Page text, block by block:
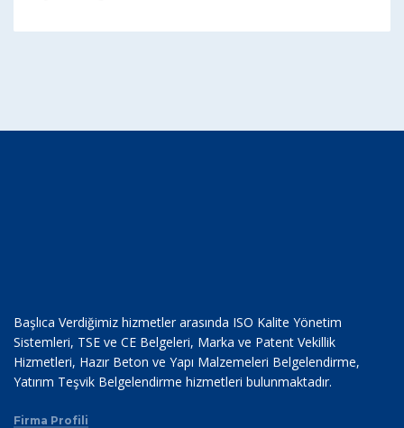
Başlıca Verdiğimiz hizmetler arasında ISO Kalite Yönetim
Sistemleri, TSE ve CE Belgeleri, Marka ve Patent Vekillik
Hizmetleri, Hazır Beton ve Yapı Malzemeleri Belgelendirme,
Yatırım Teşvik Belgelendirme hizmetleri bulunmaktadır.
Firma Profili